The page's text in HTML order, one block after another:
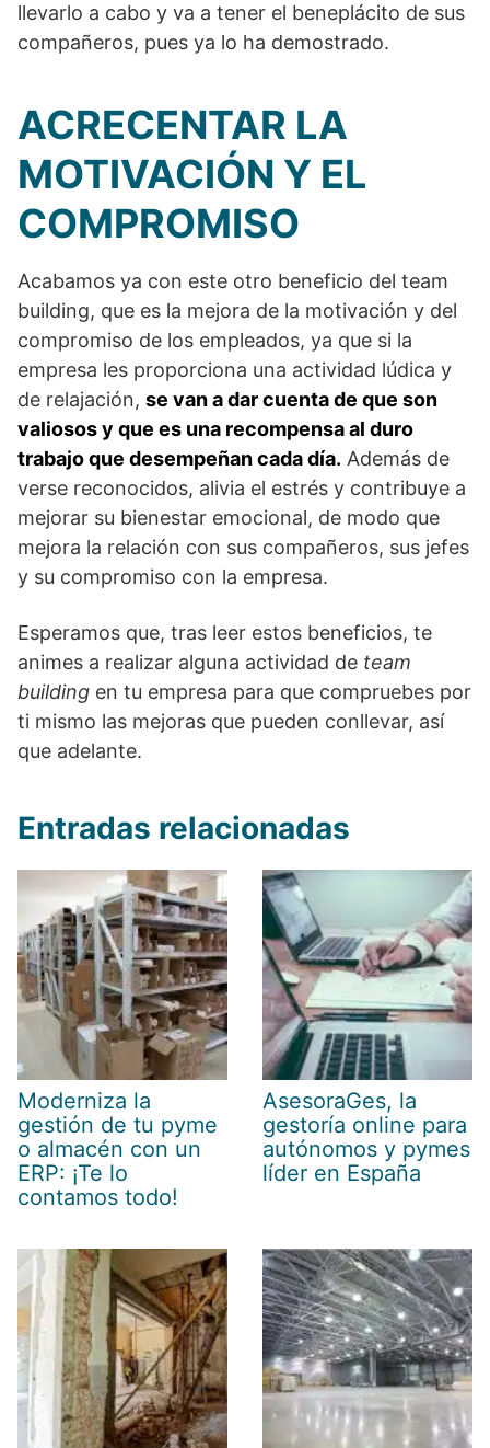
llevarlo a cabo y va a tener el beneplácito de sus
compañeros, pues ya lo ha demostrado.
ACRECENTAR LA
MOTIVACIÓN Y EL
COMPROMISO
Acabamos ya con este otro beneficio del team
building, que es la mejora de la motivación y del
compromiso de los empleados, ya que si la
empresa les proporciona una actividad lúdica y
de relajación, se van a dar cuenta de que son
valiosos y que es una recompensa al duro
trabajo que desempeñan cada día. Además de
verse reconocidos, alivia el estrés y contribuye a
mejorar su bienestar emocional, de modo que
mejora la relación con sus compañeros, sus jefes
y su compromiso con la empresa.
Esperamos que, tras leer estos beneficios, te
animes a realizar alguna actividad de team
building en tu empresa para que compruebes por
ti mismo las mejoras que pueden conllevar, así
que adelante.
Entradas relacionadas
Moderniza la
gestión de tu pyme
o almacén con un
ERP: ¡Te lo
contamos todo!
AsesoraGes, la
gestoría online para
autónomos y pymes
líder en España